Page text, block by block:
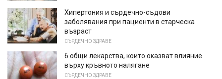
Хипертония и сърдечно-съдови
заболявания при пациенти в старческа
възраст
СЪРДЕЧНО ЗДРАВЕ
6 общи лекарства, които оказват влияние
върху кръвното налягане
СЪРДЕЧНО ЗДРАВЕ